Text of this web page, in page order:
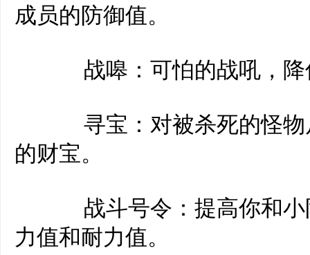
成员的防御值。
战嗥：可怕的战吼，降
寻宝：对被杀死的怪物
的财宝。
战斗号令：提高你和小
力值和耐力值。